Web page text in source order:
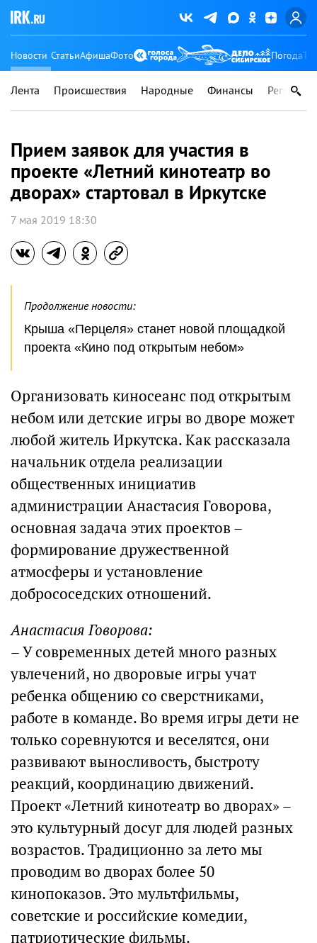
Новости СтатьиАфишаФото Погода
Лента Происшествия Народные Финансы Регионы
Прием заявок для участия в
проекте «Летний кинотеатр во
дворах» стартовал в Иркутске
7 мая 2019 18:30
Продолжение новости:
Крыша «Перцеля» станет новой площадкой
проекта «Кино под открытым небом»
Организовать киносеанс под открытым
небом или детские игры во дворе может
любой житель Иркутска. Как рассказала
начальник отдела реализации
общественных инициатив
администрации Анастасия Говорова,
основная задача этих проектов –
формирование дружественной
атмосферы и установление
добрососедских отношений.
Анастасия Говорова:
– У современных детей много разных
увлечений, но дворовые игры учат
ребенка общению со сверстниками,
работе в команде. Во время игры дети не
только соревнуются и веселятся, они
развивают выносливость, быстроту
реакций, координацию движений.
Проект «Летний кинотеатр во дворах» –
это культурный досуг для людей разных
возрастов. Традиционно за лето мы
проводим во дворах более 50
кинопоказов. Это мультфильмы,
советские и российские комедии,
патриотические фильмы.